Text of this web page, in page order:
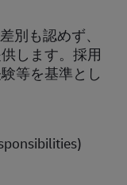
別も認めず、
します。採用
等を基準とし